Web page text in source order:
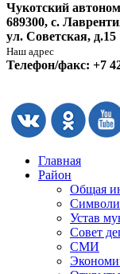
Чукотский
689300, с.
ул. Советская, д.15
Наш адрес
Телефон/факс: +7
Главная
Район
Общая
Устав
Совет
СМИ